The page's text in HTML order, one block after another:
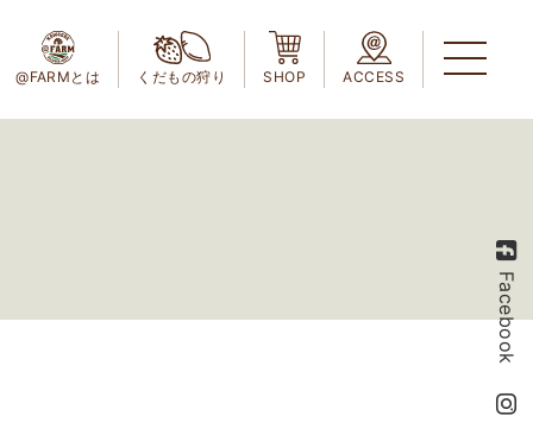
@FARMとは くだもの狩り SHOP ACCESS
Facebook